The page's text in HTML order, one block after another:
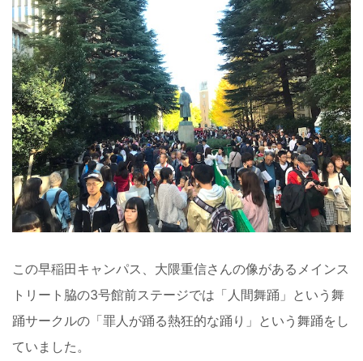
この早稲田キャンパス、大隈重信さんの像があるメインス
トリート脇の3号館前ステージでは「人間舞踊」という舞
踊サークルの「罪人が踊る熱狂的な踊り」という舞踊をし
ていました。